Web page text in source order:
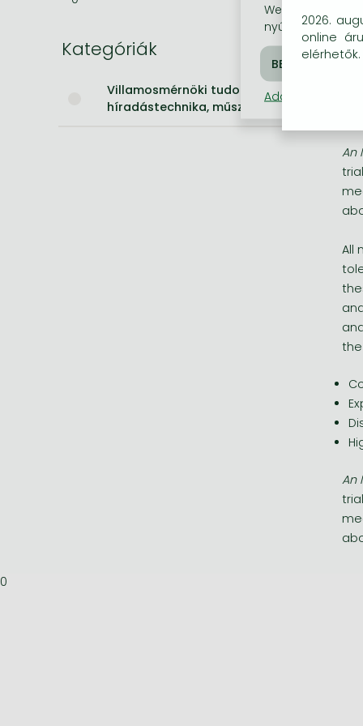
One-Punch Man manga
Kategóriák
Villamosmérnöki tudományok,
híradástechnika, műszeripar
An
All
An
0
2026.
online
elérhetők.
Weboldalunkon
nyújtsunk
Adatkezelési